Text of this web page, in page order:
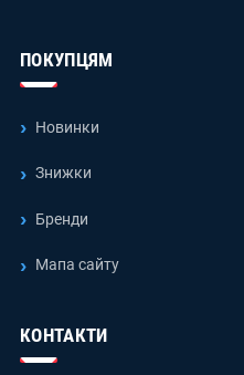
ПОКУПЦЯМ
Новинки
Знижки
Бренди
Мапа сайту
КОНТАКТИ